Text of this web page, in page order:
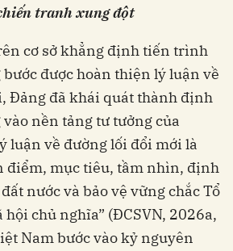
tranh xung đột
cơ sở khẳng định tiến trình
được hoàn thiện lý luận về
Đảng đã khái quát thành định
nền tảng tư tưởng của
luận về đường lối đổi mới là
điểm, mục tiêu, tầm nhìn, định
nước và bảo vệ vững chắc Tổ
hội chủ nghĩa” (ĐCSVN, 2026a,
Nam bước vào kỷ nguyên